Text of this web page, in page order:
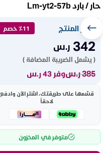
حار / بارد Lm-yt2-57b
سعر المنتج ٪11 خصم
342 ر.س
( يشمل الضريبة المضافة )
385ر.سوفر 43 ر.س
قسّمها على طريقتك، اشترِ الآن وادفع
لاحقاً
متوفر في المخزون